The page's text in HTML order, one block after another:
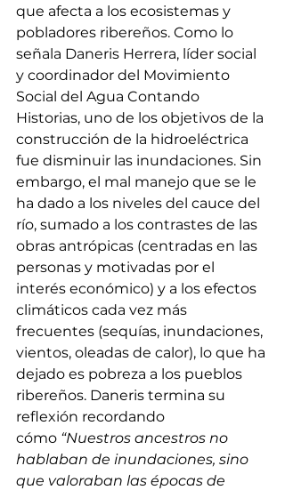
que afecta a los ecosistemas y
pobladores ribereños. Como lo
señala Daneris Herrera, líder social
y coordinador del Movimiento
Social del Agua Contando
Historias, uno de los objetivos de la
construcción de la hidroeléctrica
fue disminuir las inundaciones. Sin
embargo, el mal manejo que se le
ha dado a los niveles del cauce del
río, sumado a los contrastes de las
obras antrópicas (centradas en las
personas y motivadas por el
interés económico) y a los efectos
climáticos cada vez más
frecuentes (sequías, inundaciones,
vientos, oleadas de calor), lo que ha
dejado es pobreza a los pueblos
ribereños. Daneris termina su
reflexión recordando
cómo “Nuestros ancestros no
hablaban de inundaciones, sino
que valoraban las épocas de